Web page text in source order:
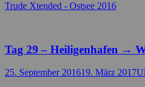
Kategorien
Trude Xtended - Ostsee 2016
Tag 29 – Heiligenhafen →
Posted
25. September 201619. März 2017